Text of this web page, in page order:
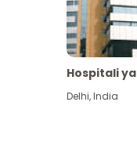
Hospitali
Delhi,India